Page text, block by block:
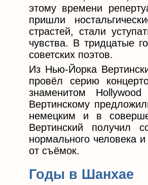
этому времени
пришли
страстей, стали
чувства. В тридцатые
советских поэтов.
Из Нью-Йорка
провёл серию
знаменитом
Вертинскому
немецким и в
Вертинский получил
нормального человека
от съёмок.
Годы в Шанхае